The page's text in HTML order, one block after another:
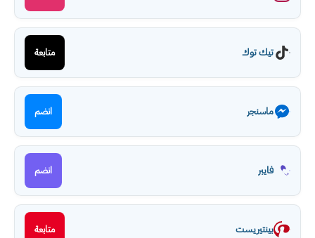
تيك توك متابعة
ماسنجر انضم
فايبر انضم
بينتيريست متابعة